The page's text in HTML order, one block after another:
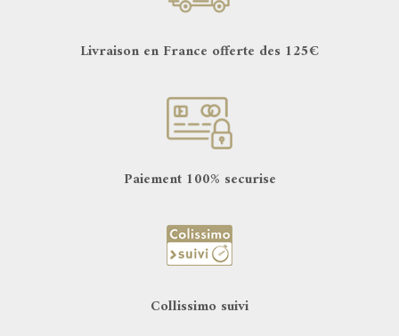
Livraison en France offerte des 125€
Paiement 100% securise
Collissimo suivi